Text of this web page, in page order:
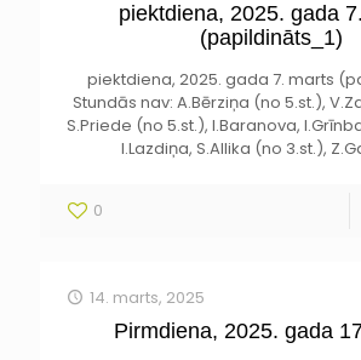
piektdiena, 2025. gada
(papildināts_1)
piektdiena, 2025. gada 7. marts
Stundās nav: A.Bērziņa (no 5.st.),
S.Priede (no 5.st.), I.Baranova,
I.Lazdiņa, S.Allika (no 3.st.),
0
14. marts, 2025
Pirmdiena, 2025. gada